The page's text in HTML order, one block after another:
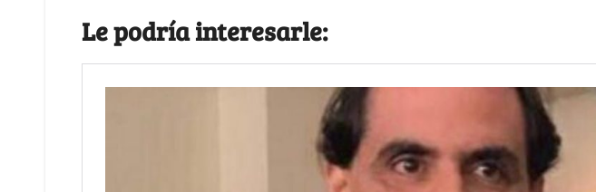
Le podría interesarle: